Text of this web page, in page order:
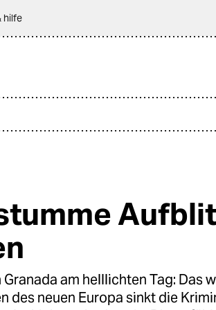
hilfe
am helllichten Tag: Das
des neuen Europa sinkt die